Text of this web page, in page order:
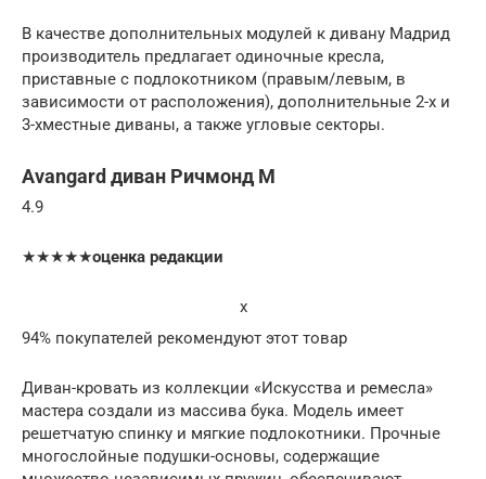
В качестве дополнительных модулей к дивану Мадрид
производитель предлагает одиночные кресла,
приставные с подлокотником (правым/левым, в
зависимости от расположения), дополнительные 2-х и
3-хместные диваны, а также угловые секторы.
Avangard диван Ричмонд М
4.9
★★★★★оценка редакции
x
94% покупателей рекомендуют этот товар
Диван-кровать из коллекции «Искусства и ремесла»
мастера создали из массива бука. Модель имеет
решетчатую спинку и мягкие подлокотники. Прочные
многослойные подушки-основы, содержащие